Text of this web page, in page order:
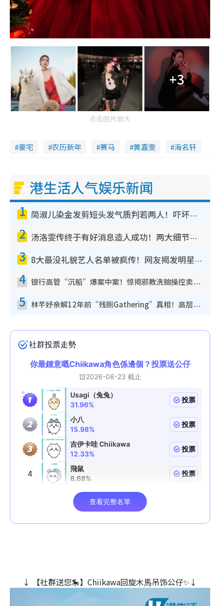
+3
点击图片放大
豪宅 农历新年 赛马 黄嘉雯 海名轩
港生活人气娱乐新闻
1 简淑儿染金发剪短头发气质判若两人！吓坏老公麦大力都认不出：“你做什么？”
2 汤洛雯传终于有好消息造人成功！两大细节曝孕味极浓引猜测：大肚婆先会咁！
3 8大最没礼貌艺人名单被疯传！网友揭发明星真面目，一致数落这一位是无品天花板？
4 银行高管“沉船”爆案中案！惊揭邪教洗脑操控卖淫被吞600万，幕后黑手讲多错多
5 林芊妤亲解12年前“残厕Gathering”真相！高层解约一句话重创尊严，至今拒返TVB
↓ 【社群送您🎠】Chiikawa回旋木⾺吊饰公仔✨↓